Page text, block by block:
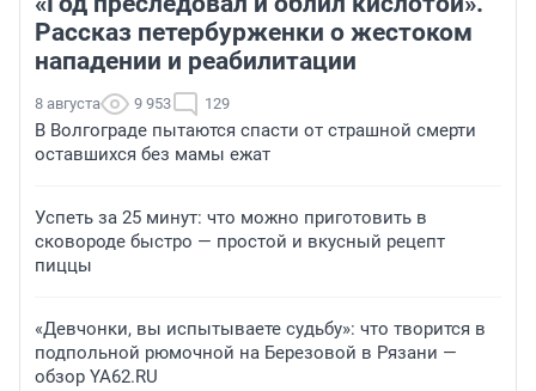
Рассказ петербурженки о жестоком
нападении и реабилитации
8 августа 9 953 129
В Волгограде пытаются спасти от страшной смерти
оставшихся без мамы ежат
Успеть за 25 минут: что можно приготовить в
сковороде быстро — простой и вкусный рецепт
пиццы
«Девчонки, вы испытываете судьбу»: что творится в
подпольной рюмочной на Березовой в Рязани —
обзор YA62.RU